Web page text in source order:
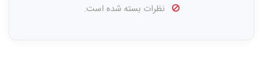
نظرات بسته شده است.